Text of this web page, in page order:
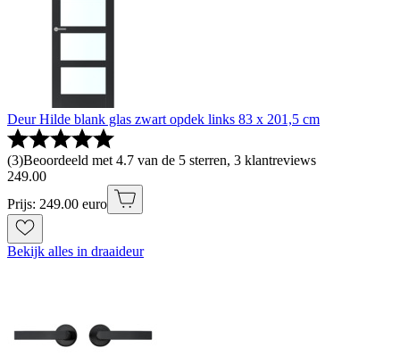
Deur Hilde blank glas zwart opdek links 83 x 201,5 cm
(3)Beoordeeld met 4.7 van de 5 sterren, 3 klantreviews
249.00
Prijs: 249.00 euro
Bekijk alles in draaideur